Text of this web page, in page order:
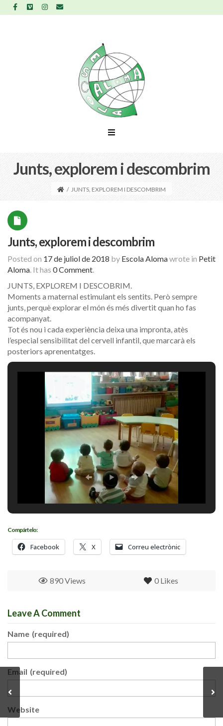
Junts, explorem i descombrim
/ JUNTS, EXPLOREM I DESCOMBRIM
Junts, explorem i descombrim
Posted on 17 de juliol de 2018 by Escola Alomawrote in Petit
Aloma. It has 0 Comment.
JUNTS, EXPLOREM I DESCOBRIM.
Moments a maternal estimulant els sentits. Però sempre
junts, perquè explorar el món és més divertit quan ho fas
acompanyat.
Tot és nou i cada experiència deixa una impronta, atès
l’especial sensibilitat del cervell infantil, que marcarà els
posteriors aprenentatges.
Compártelo:
Facebook X Correu electrònic
0 Likes
890 Views
Leave A Comment
Name (required)
Email (required)
Website